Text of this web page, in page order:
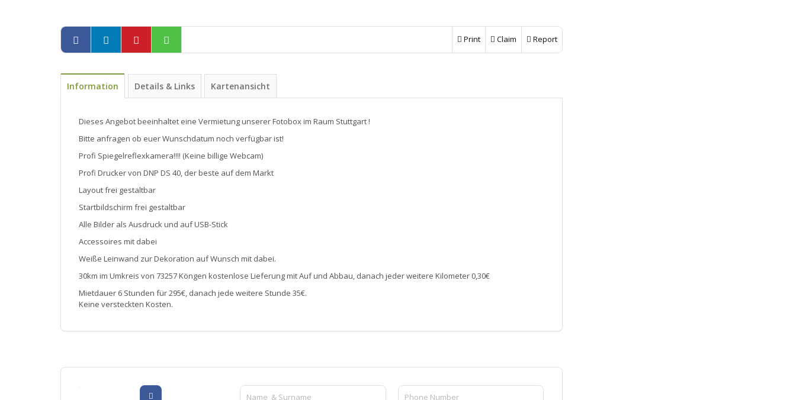
Report
Claim
Print
Information Details & Links Kartenansicht
Dieses Angebot beeinhaltet eine Vermietung unserer Fotobox im Raum Stuttgart !
Bitte anfragen ob euer Wunschdatum noch verfügbar ist!
Profi Spiegelreflexkamera!!!! (Keine billige Webcam)
Profi Drucker von DNP DS 40, der beste auf dem Markt
Layout frei gestaltbar
Startbildschirm frei gestaltbar
Alle Bilder als Ausdruck und auf USB-Stick
Accessoires mit dabei
Weiße Leinwand zur Dekoration auf Wunsch mit dabei.
30km im Umkreis von 73257 Köngen kostenlose Lieferung mit Auf und Abbau, danach jeder weitere Kilometer 0,30€
Mietdauer 6 Stunden für 295€, danach jede weitere Stunde 35€.
Keine versteckten Kosten.